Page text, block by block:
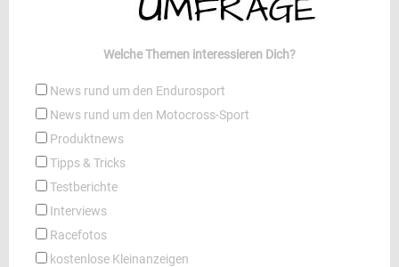
Welche Themen interessieren Dich?
News rund um den Endurosport
News rund um den Motocross-Sport
Produktnews
Tipps & Tricks
Testberichte
Interviews
Racefotos
kostenlose Kleinanzeigen